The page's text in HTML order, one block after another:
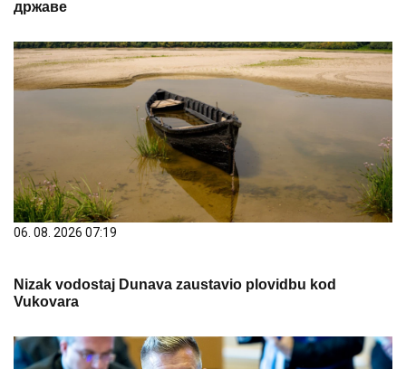
државе
06. 08. 2026 07:19
Nizak vodostaj Dunava zaustavio plovidbu kod
Vukovara